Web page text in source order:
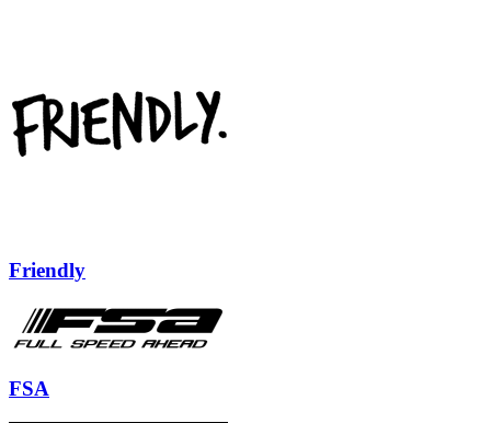
Friendly
FSA